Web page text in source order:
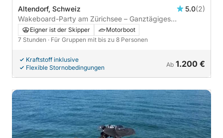
Altendorf, Schweiz 5.0(2)
Wakeboard-Party am Zürichsee – Ganztägiges
Geburtstags- oder Feiererlebnis
Eigner ist der Skipper
Motorboot
7 Stunden · Für Gruppen mit bis zu 8 Personen
Kraftstoff inklusive
Flexible Stornobedingungen
Ab 1.200 €